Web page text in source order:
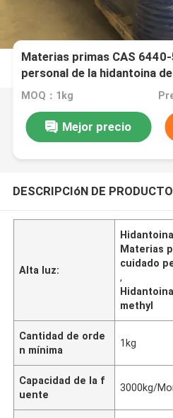
Materias primas CAS
personal de la hidantoina
Dimethyloldimethyl
MOQ：1kg
Mejor precio
DESCRIPCIóN DE PRODUCTO
Alta luz:
Materias
cuidado
,
methyl
Cantidad de orde
n mínima
1kg
Capacidad de la f
uente
3000kg/